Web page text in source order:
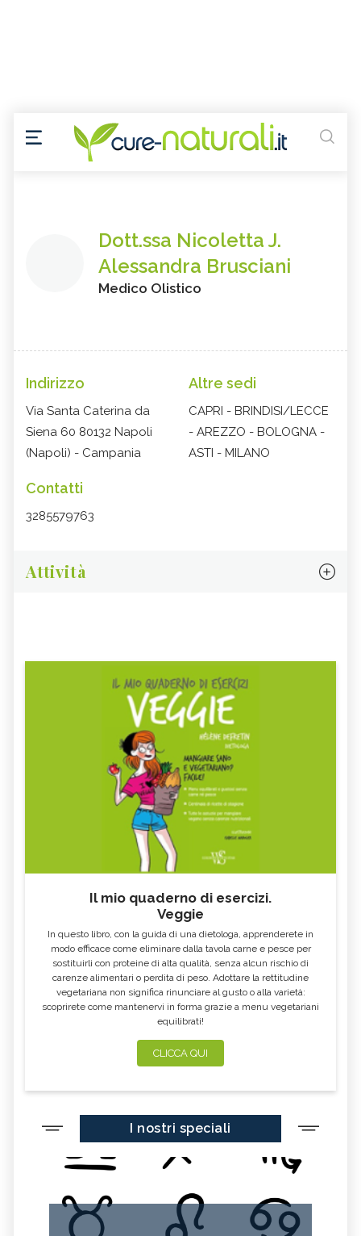
Dott.ssa Nicoletta J.
Alessandra Brusciani
Medico Olistico
Indirizzo
Via Santa Caterina da
Siena 60 80132 Napoli
(Napoli) - Campania
Altre sedi
CAPRI - BRINDISI/LECCE
- AREZZO - BOLOGNA -
ASTI - MILANO
Contatti
3285579763
Attività
Il mio quaderno di esercizi.
Veggie
In questo libro, con la guida di una dietologa, apprenderete in
modo efficace come eliminare dalla tavola carne e pesce per
sostituirli con proteine di alta qualità, senza alcun rischio di
carenze alimentari o perdita di peso. Adottare la rettitudine
vegetariana non significa rinunciare al gusto o alla varietà:
scoprirete come mantenervi in forma grazie a menu vegetariani
equilibrati!
CLICCA QUI
I nostri speciali